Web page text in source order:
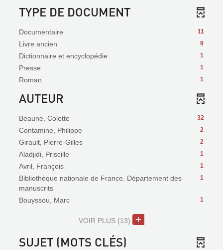
TYPE DE DOCUMENT
11
Documentaire
9
Livre ancien
1
Dictionnaire et encyclopédie
1
Presse
1
Roman
AUTEUR
32
Beaune, Colette
2
Contamine, Philippe
2
Girault, Pierre-Gilles
1
Aladjidi, Priscille
1
Avril, François
1
Bibliothèque nationale de France. Département des
manuscrits
1
Bouyssou, Marc
VOIR PLUS (13)
SUJET (MOTS CLÉS)